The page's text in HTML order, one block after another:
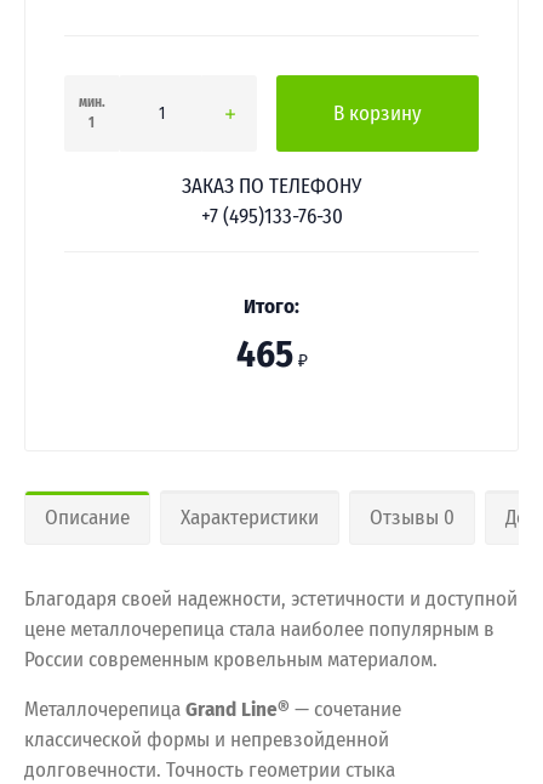
мин.
1
В корзину
ЗАКАЗ ПО ТЕЛЕФОНУ
+7 (495)133-76-30
Итого:
465 ₽
Описание Характеристики Отзывы 0
Благодаря своей надежности, эстетичности и доступной
цене металлочерепица стала наиболее популярным в
России современным кровельным материалом.
МеталлочерепицаGrand Line® — сочетание
классической формы и непревзойденной
долговечности. Точность геометрии стыка